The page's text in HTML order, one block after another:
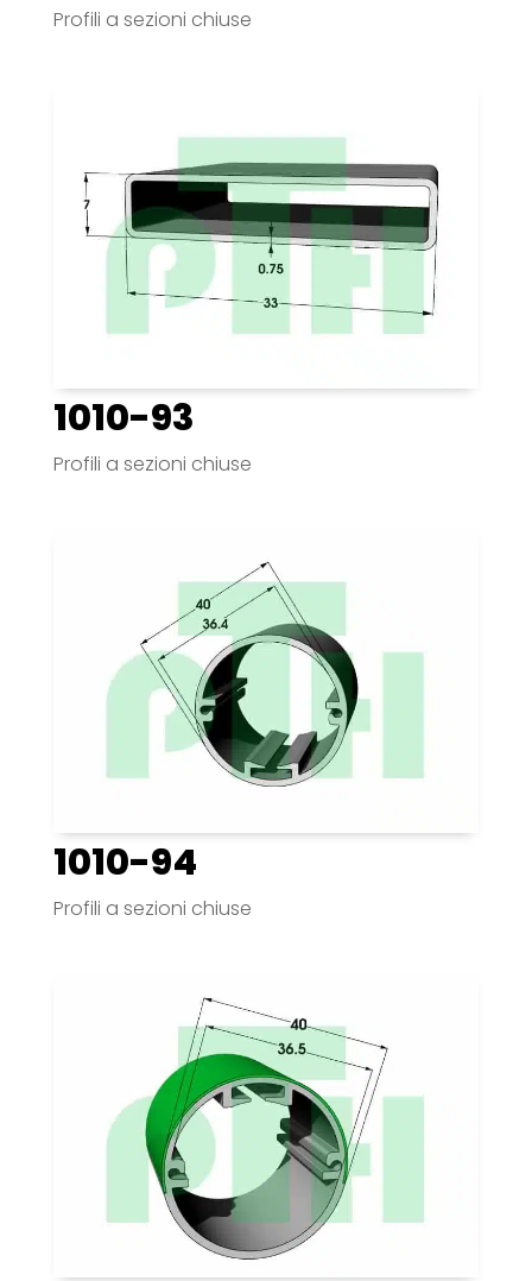
Profili a sezioni chiuse
1010-93
Profili a sezioni chiuse
1010-94
Profili a sezioni chiuse